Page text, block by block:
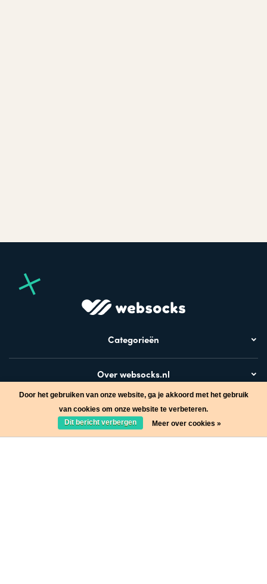
Categorieën
Over websocks.nl
Bezoek ook
Door het gebruiken van onze website, ga je akkoord met het gebruik
van cookies om onze website te verbeteren.
Dit bericht verbergen
Meer over cookies »